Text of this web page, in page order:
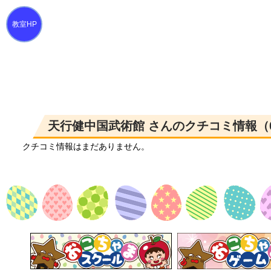
天行健中国武術館 さんのクチコミ情報
クチコミ情報はまだありません。